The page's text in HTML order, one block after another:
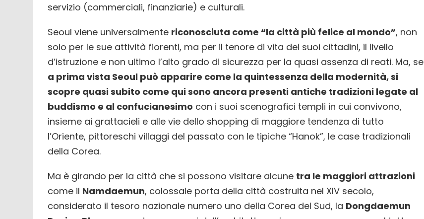
servizio (commerciali, finanziarie) e culturali.
Seoul viene universalmente riconosciuta come “la città più felice al mondo”, non
solo per le sue attività fiorenti, ma per il tenore di vita dei suoi cittadini, il livello
d’istruzione e non ultimo l’alto grado di sicurezza per la quasi assenza di reati. Ma, se
a prima vista Seoul può apparire come la quintessenza della modernità, si
scopre quasi subito come qui sono ancora presenti antiche tradizioni legate al
buddismo e al confucianesimo con i suoi scenografici templi in cui convivono,
insieme ai grattacieli e alle vie dello shopping di maggiore tendenza di tutto
l’Oriente, pittoreschi villaggi del passato con le tipiche “Hanok”, le case tradizionali
della Corea.
Ma è girando per la città che si possono visitare alcune tra le maggiori attrazioni
come il Namdaemun, colossale porta della città costruita nel XIV secolo,
considerato il tesoro nazionale numero uno della Corea del Sud, la Dongdaemun